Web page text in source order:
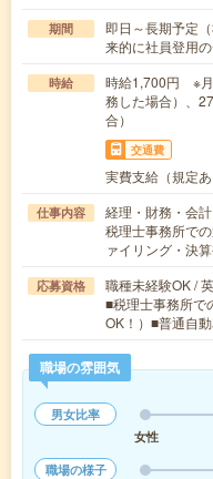
期間
即日～長期予定
来的に社員登用
時給
時給1,700円 ※月
務した場合）、
合）
交通費
実費支給（規定あ
仕事内容
経理・財務・会
税理士事務所で
ァイリング・決
応募資格
職種未経験OK /
■税理士事務所で
OK！）■普通自
職場の雰囲気
男女比率
女性
職場の様子